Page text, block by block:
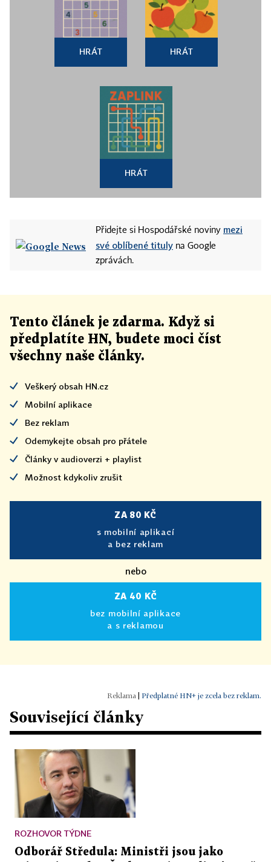
HRÁT HRÁT
HRÁT
Přidejte si Hospodářské noviny mezi
své oblíbené tituly na Google
zprávách.
Tento článek je zdarma. Když si
předplatíte HN, budete moci číst
všechny naše články.
Veškerý obsah HN.cz
Mobilní aplikace
Bez reklam
Odemykejte obsah pro přátele
Články v audioverzi + playlist
Možnost kdykoliv zrušit
ZA 80 KČ
s mobilní aplikací
a bez reklam
nebo
ZA 40 KČ
bez mobilní aplikace
a s reklamou
Předplatné HN+ je zcela bez reklam.
Související články
ROZHOVOR TÝDNE
Odborář Středula: Ministři jsou jako